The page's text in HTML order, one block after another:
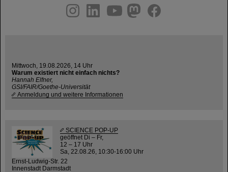
youtube
helmholtz.social
facebook
Mittwoch, 19.08.2026, 14 Uhr
Warum existiert nicht einfach nichts?
Hannah Elfner,
GSI/FAIR/Goethe-Universität
Anmeldung und weitere Informationen
SCIENCE POP-UP
geöffnet Di – Fr,
12 – 17 Uhr
Sa, 22.08.26, 10:30-16:00 Uhr
Ernst-Ludwig-Str. 22
Innenstadt Darmstadt